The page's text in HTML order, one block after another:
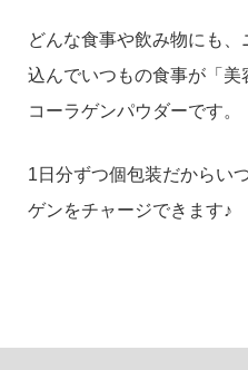
どんな食事や飲み物にも
込んでいつもの食事が「
コーラゲンパウダーです。
1日分ずつ個包装だからい
ゲンをチャージできます♪